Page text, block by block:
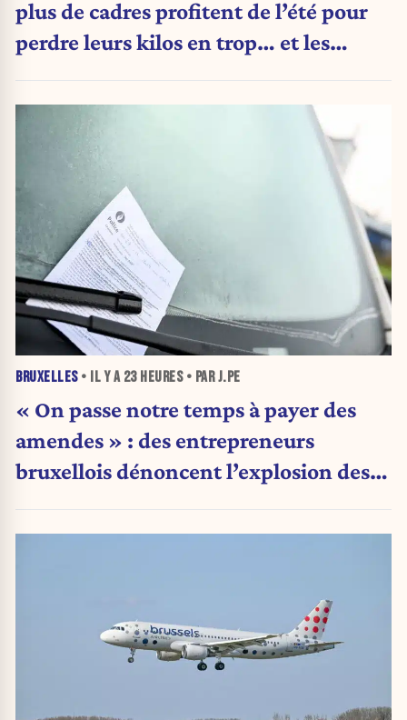
plus de cadres profitent de l’été pour
perdre leurs kilos en trop… et les
arriver
BRUXELLES• IL Y A 23 HEURES• PAR J.PE
« On passe notre temps à payer des
amendes » : des entrepreneurs
bruxellois dénoncent l’explosion des